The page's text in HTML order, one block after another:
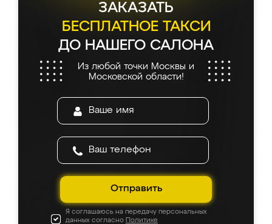
ЗАКАЗАТЬ
БЕСПЛАТНОЕ ТАКСИ
ДО НАШЕГО САЛОНА
Из любой точки Москвы и
Московской области!
Отправить
Я соглашаюсь на передачу персональных
данных согласно Политике